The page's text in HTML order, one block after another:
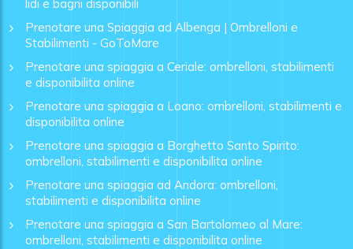
lidi e bagni disponibili
Prenotare una Spiaggia ad Albenga | Ombrelloni e
Stabilimenti - GoToMare
Prenotare una spiaggia a Ceriale: ombrelloni, stabilimenti
e disponibilita online
Prenotare una spiaggia a Loano: ombrelloni, stabilimenti e
disponibilita online
Prenotare una spiaggia a Borghetto Santo Spirito:
ombrelloni, stabilimenti e disponibilita online
Prenotare una spiaggia ad Andora: ombrelloni,
stabilimenti e disponibilita online
Prenotare una spiaggia a San Bartolomeo al Mare:
ombrelloni, stabilimenti e disponibilita online